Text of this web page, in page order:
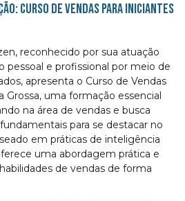
Curso de Vendas para Iniciantes
reconhecido por sua atuação
pessoal e profissional por meio de
apresenta o Curso de Vendas
uma formação essencial
na área de vendas e busca
para se destacar no
em práticas de inteligência
uma abordagem prática e
de vendas de forma